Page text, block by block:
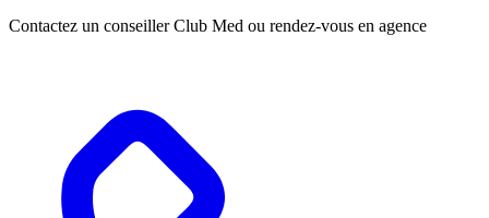
Contactez un conseiller Club Med ou rendez-vous en agence